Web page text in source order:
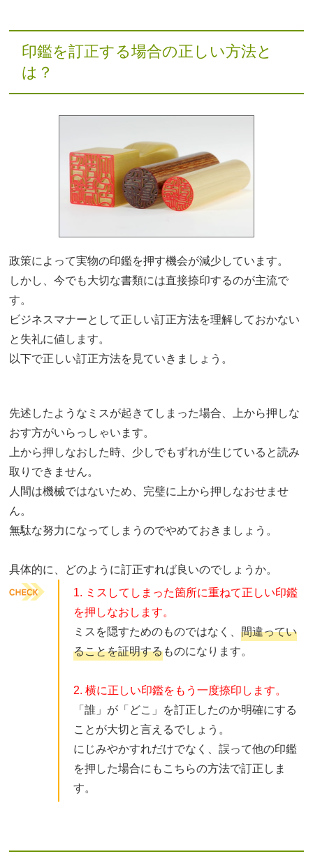
印鑑を訂正する場合の正しい方法と
は？
政策によって実物の印鑑を押す機会が減少しています。
しかし、今でも大切な書類には直接捺印するのが主流で
す。
ビジネスマナーとして正しい訂正方法を理解しておかない
と失礼に値します。
以下で正しい訂正方法を見ていきましょう。
先述したようなミスが起きてしまった場合、上から押しな
おす方がいらっしゃいます。
上から押しなおした時、少しでもずれが生じていると読み
取りできません。
人間は機械ではないため、完璧に上から押しなおせませ
ん。
無駄な努力になってしまうのでやめておきましょう。
具体的に、どのように訂正すれば良いのでしょうか。
1. ミスしてしまった箇所に重ねて正しい印鑑
を押しなおします。
ミスを隠すためのものではなく、間違ってい
ることを証明するものになります。
2. 横に正しい印鑑をもう一度捺印します。
「誰」が「どこ」を訂正したのか明確にする
ことが大切と言えるでしょう。
にじみやかすれだけでなく、誤って他の印鑑
を押した場合にもこちらの方法で訂正しま
す。